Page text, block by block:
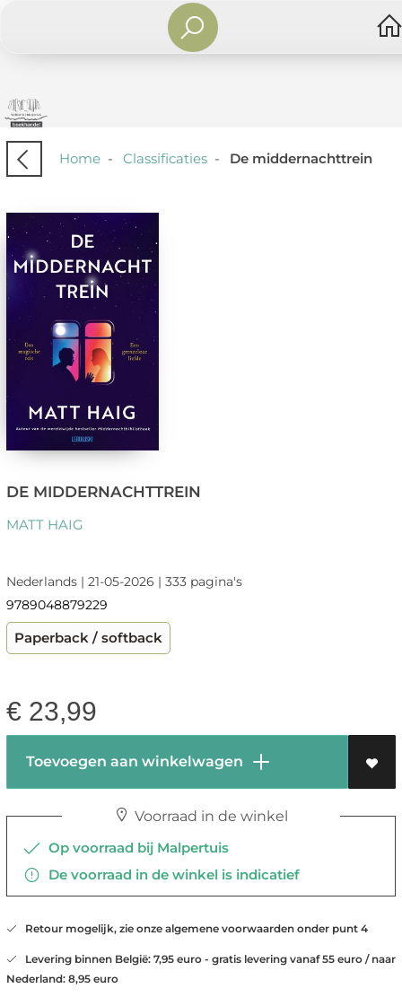
Home- Classificaties- De middernachttrein
DE MIDDERNACHTTREIN
MATT HAIG
Nederlands | 21-05-2026 | 333 pagina's
9789048879229
Paperback / softback
€ 23,99
Toevoegen aan winkelwagen
Voorraad in de winkel
Op voorraad bij Malpertuis
De voorraad in de winkel is indicatief
Retour mogelijk, zie onze algemene voorwaarden onder punt 4
Levering binnen België: 7,95 euro - gratis levering vanaf 55 euro / naar
Nederland: 8,95 euro